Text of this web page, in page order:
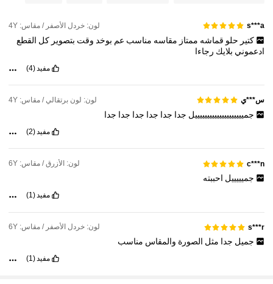
4.91
s***a لون: خردل الأصفر / مقاس: 4Y
كتير حلو قماشه ممتاز مقاسه مناسب عم بوخد وقت بتصوير كل القطع
ادعموني بلايك رجاءا
مفيد(4)
س***ي لون: لون برتقالي / مقاس: 4Y
جمييييييييييييييييييييل جدا جدا جدا جدا جدا جدا
مفيد(2)
c***n لون: الأزرق / مقاس: 6Y
جميييييل احببته
مفيد(1)
s***r لون: خردل الأصفر / مقاس: 6Y
جميل جدا مثل الصورة والمقاس مناسب
مفيد(1)